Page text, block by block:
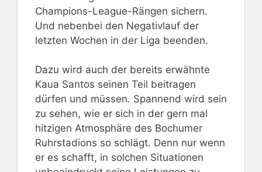
Champions-League-Rängen sichern.
Und nebenbei den Negativlauf der
letzten Wochen in der Liga beenden.
Dazu wird auch der bereits erwähnte
Kaua Santos seinen Teil beitragen
dürfen und müssen. Spannend wird sein
zu sehen, wie er sich in der gern mal
hitzigen Atmosphäre des Bochumer
Ruhrstadions so schlägt. Denn nur wenn
er es schafft, in solchen Situationen